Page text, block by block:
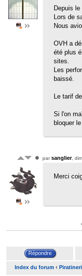
Depuis
Lors de
Nous
OVH a
été plus
sites.
Les
baissé.
Le tarif
Si l'on
bloquer
parsanglier,
Merci
Index du forum ‹